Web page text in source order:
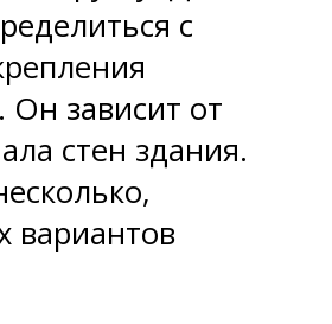
с
Он зависит от
стен здания.
вариантов